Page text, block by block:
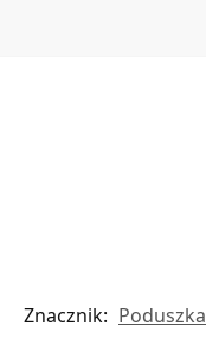
Znacznik: Poduszka